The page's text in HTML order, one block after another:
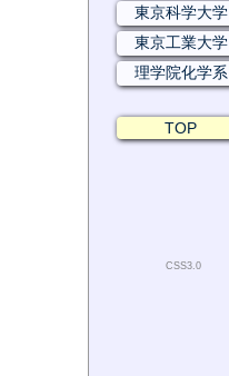
東京科学大学
東京工業大学
理学院化学系
TOP
CSS3.0